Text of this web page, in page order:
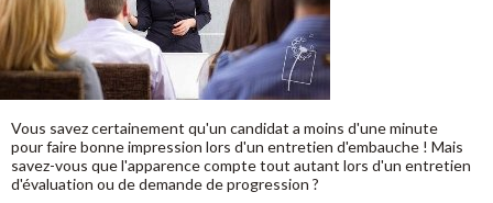
Vous savez certainement qu'un candidat a moins d'une minute
pour faire bonne impression lors d'un entretien d'embauche ! Mais
savez-vous que l'apparence compte tout autant lors d'un entretien
d'évaluation ou de demande de progression ?